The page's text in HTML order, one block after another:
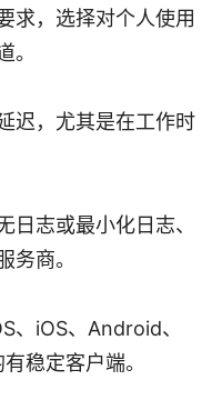
求，选择对个人使用
。
迟，尤其是在工作时
日志或最小化日志、
务商。
、iOS、Android、
稳定客户端。